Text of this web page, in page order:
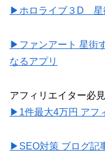
▶ホロライブ３D 星
▶ファンアート 星街
なるアプリ
アフィリエイター必見
▶1件最大4万円 アフ
▶SEO対策 ブログ記